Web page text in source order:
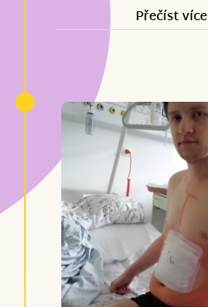
Přečíst více